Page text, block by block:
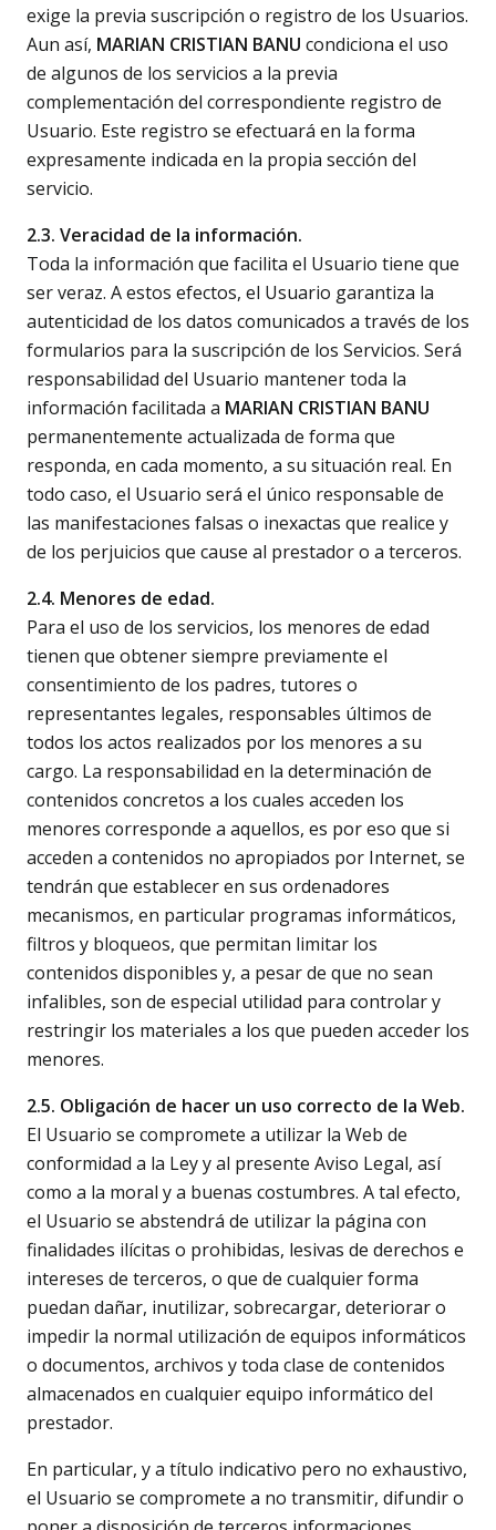
exige la previa suscripción o registro de los Usuarios.
Aun así, MARIAN CRISTIAN BANU condiciona el uso
de algunos de los servicios a la previa
complementación del correspondiente registro de
Usuario. Este registro se efectuará en la forma
expresamente indicada en la propia sección del
servicio.
2.3. Veracidad de la información.
Toda la información que facilita el Usuario tiene que
ser veraz. A estos efectos, el Usuario garantiza la
autenticidad de los datos comunicados a través de los
formularios para la suscripción de los Servicios. Será
responsabilidad del Usuario mantener toda la
información facilitada a MARIAN CRISTIAN BANU
permanentemente actualizada de forma que
responda, en cada momento, a su situación real. En
todo caso, el Usuario será el único responsable de
las manifestaciones falsas o inexactas que realice y
de los perjuicios que cause al prestador o a terceros.
2.4. Menores de edad.
Para el uso de los servicios, los menores de edad
tienen que obtener siempre previamente el
consentimiento de los padres, tutores o
representantes legales, responsables últimos de
todos los actos realizados por los menores a su
cargo. La responsabilidad en la determinación de
contenidos concretos a los cuales acceden los
menores corresponde a aquellos, es por eso que si
acceden a contenidos no apropiados por Internet, se
tendrán que establecer en sus ordenadores
mecanismos, en particular programas informáticos,
filtros y bloqueos, que permitan limitar los
contenidos disponibles y, a pesar de que no sean
infalibles, son de especial utilidad para controlar y
restringir los materiales a los que pueden acceder los
menores.
2.5. Obligación de hacer un uso correcto de la Web.
El Usuario se compromete a utilizar la Web de
conformidad a la Ley y al presente Aviso Legal, así
como a la moral y a buenas costumbres. A tal efecto,
el Usuario se abstendrá de utilizar la página con
finalidades ilícitas o prohibidas, lesivas de derechos e
intereses de terceros, o que de cualquier forma
puedan dañar, inutilizar, sobrecargar, deteriorar o
impedir la normal utilización de equipos informáticos
o documentos, archivos y toda clase de contenidos
almacenados en cualquier equipo informático del
prestador.
En particular, y a título indicativo pero no exhaustivo,
el Usuario se compromete a no transmitir, difundir o